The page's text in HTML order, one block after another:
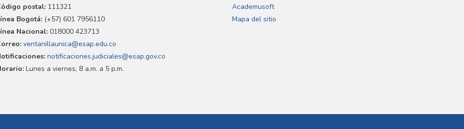
postal: 111321
Bogotá: (+57) 601 7956110
Nacional: 018000 423713
ventanillaunica@esap.edu.co
notificaciones.judiciales@esap.gov.co
Lunes a viernes, 8 a.m. a 5 p.m.
Academusoft
Mapa del sitio